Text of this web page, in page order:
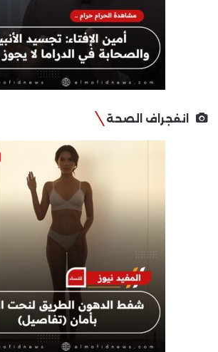
انفجراف الصحة